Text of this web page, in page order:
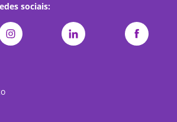
sociais: